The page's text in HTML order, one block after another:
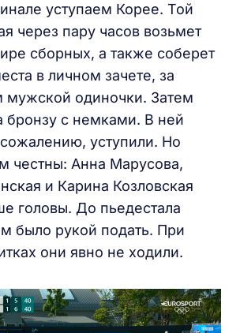
уступаем Корее. Той
через пару часов возьмет
сборных, а также соберет
в личном зачете, за
мужской одиночки. Затем
бронзу с немками. В ней
уступили. Но
честны: Анна Марусова,
и Карина Козловская
головы. До пьедестала
было рукой подать. При
они явно не ходили.